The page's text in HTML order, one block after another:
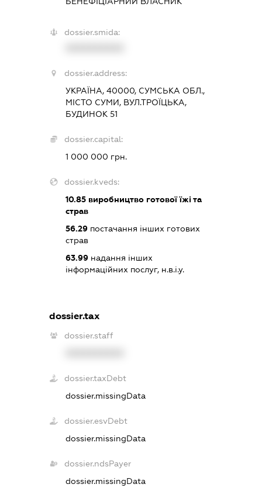
dossier.smida:
dossier.address:
УКРАЇНА, 40000, СУМСЬКА ОБЛ.,
МІСТО СУМИ, ВУЛ.ТРОЇЦЬКА,
БУДИНОК 51
dossier.capital:
1 000 000 грн.
dossier.kveds:
10.85виробництво готової їжі та
страв
56.29постачання інших готових
страв
63.99надання інших
інформаційних послуг, н.в.і.у.
dossier.tax
dossier.staff
dossier.taxDebt
dossier.missingData
dossier.esvDebt
dossier.missingData
dossier.ndsPayer
dossier.missingData